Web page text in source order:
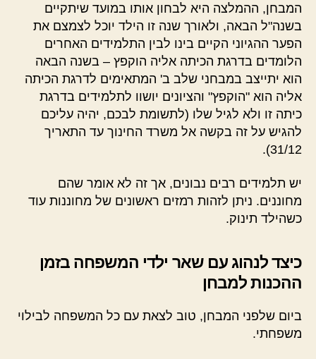
המבחן, ההמלצה היא לבחון אותו במועד שיתקיים
בשנה"ל הבאה, ולאורך שנה זו הילד יוכל לצמצם את
הפער ההגיוני הקיים בינו לבין התלמידים האחרים
הלומדים בדרגת הכיתה אליה הוקפץ – בשנה הבאה
הוא יתייצב במבחני שלב ב' המתאימים לדרגת הכיתה
אליה הוא "הוקפץ" והציונים יושוו לתלמידים בדרגת
כיתה זו ולא לגיל שלו (לתשומת לבכם, יהיה עליכם
להגיש על זה בקשה אל משרד החינוך עד התאריך
31/12).
יש תלמידים רבים נבונים, אך זה לא אומר שהם
מחוננים. ניתן לזהות רמזים ראשונים של מחוננות עוד
כשהילד תינוק.
כיצד לנהוג עם שאר ילדי המשפחה בזמן
ההכנות למבחן
ביום שלפני המבחן, טוב לצאת עם כל המשפחה לבילוי
משפחתי.